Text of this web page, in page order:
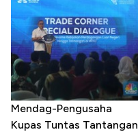
Mendag-Pengusaha
Kupas Tuntas Tantangan